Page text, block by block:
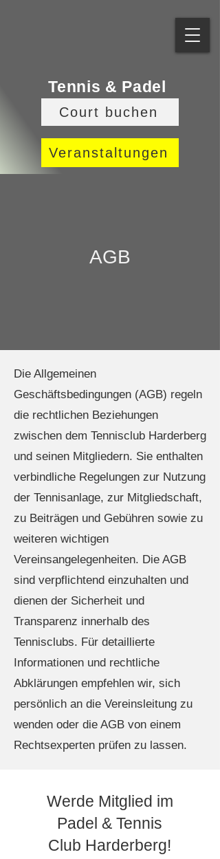
Tennis & Padel
Court buchen
Veranstaltungen
AGB
Die Allgemeinen
Geschäftsbedingungen (AGB) regeln
die rechtlichen Beziehungen
zwischen dem Tennisclub Harderberg
und seinen Mitgliedern. Sie enthalten
verbindliche Regelungen zur Nutzung
der Tennisanlage, zur Mitgliedschaft,
zu Beiträgen und Gebühren sowie zu
weiteren wichtigen
Vereinsangelegenheiten. Die AGB
sind verpflichtend einzuhalten und
dienen der Sicherheit und
Transparenz innerhalb des
Tennisclubs. Für detaillierte
Informationen und rechtliche
Abklärungen empfehlen wir, sich
persönlich an die Vereinsleitung zu
wenden oder die AGB von einem
Rechtsexperten prüfen zu lassen.
Werde Mitglied im
Padel & Tennis
Club Harderberg!